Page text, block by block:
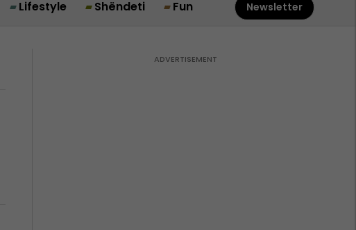
Lifestyle Shëndeti Fun Newsletter